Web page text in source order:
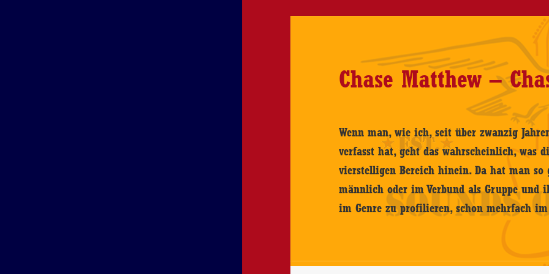
Chase Matthew –
Wenn man, wie ich, seit über zwanzig
verfasst hat, geht das wahrscheinlich, was
vierstelligen Bereich hinein. Da hat man
männlich oder im Verbund als Gruppe und
im Genre zu profilieren, schon mehrfach